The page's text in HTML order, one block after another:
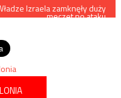
Izraela zamknęły duży
meczet po ataku